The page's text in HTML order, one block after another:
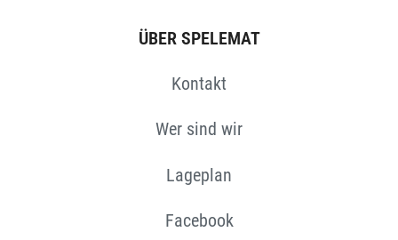
ÜBER SPELEMAT
Kontakt
Wer sind wir
Lageplan
Facebook